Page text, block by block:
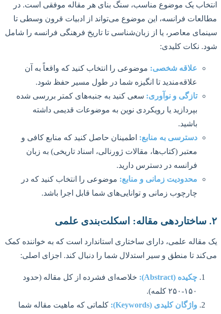
انتخاب یک موضوع مناسب، سنگ بنای هر مقاله موفقی است. در
مطالعات فرانسه، این موضوع می‌تواند از ادبیات قرون وسطی تا
سینمای معاصر، یا از زبان‌شناسی تا تاریخ فرهنگی فرانسه را شامل
شود. نکات کلیدی:
علاقه شخصی: موضوعی را انتخاب کنید که واقعاً به آن
علاقه‌مندید تا انگیزه شما در طول مسیر حفظ شود.
تازگی و نوآوری: سعی کنید به جنبه‌های کمتر بررسی شده
بپردازید یا رویکردی نوین به موضوعات قدیمی داشته
باشید.
دسترسی به منابع: اطمینان حاصل کنید که منابع کافی و
معتبر (کتاب‌ها، مقالات ژورنالی، اسناد تاریخی) به زبان
فرانسه در دسترس دارید.
محدودیت زمانی و منابع: موضوعی را انتخاب کنید که در
چارچوب زمانی و توانایی‌های شما قابل اجرا باشد.
۲. ساختاردهی مقاله: اسکلت‌بندی علمی
یک مقاله علمی، دارای ساختاری استاندارد است که به خواننده کمک
می‌کند تا منطق و سیر استدلال شما را دنبال کند. اجزای اصلی:
چکیده (Abstract):
خلاصه‌ای فشرده از کل مقاله (حدود
۱۵۰-۲۵۰ کلمه).
واژگان کلیدی (Keywords):
کلماتی که ماهیت مقاله شما